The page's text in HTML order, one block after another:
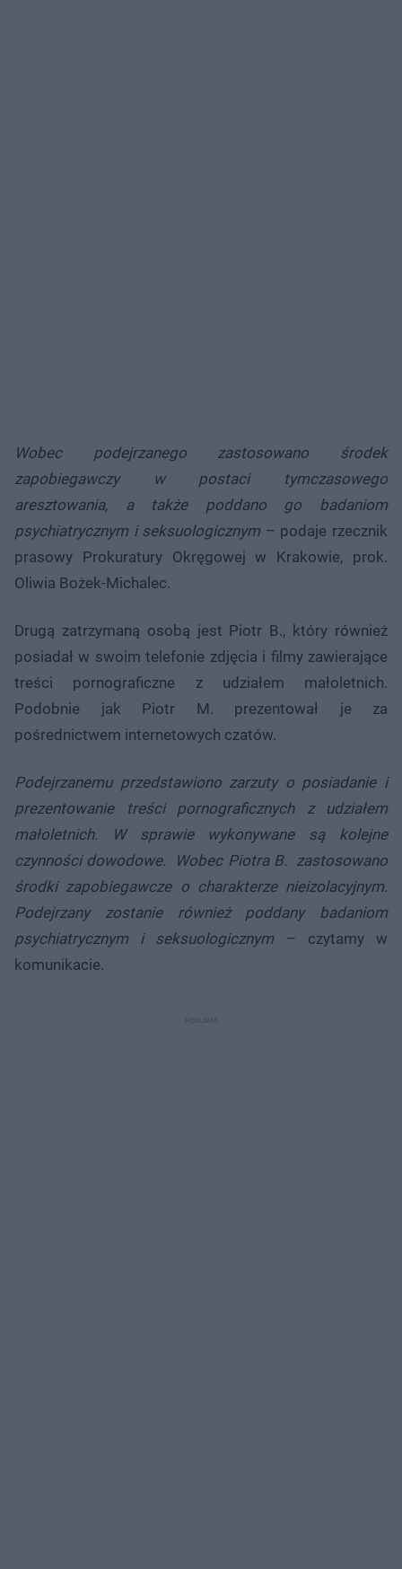
Wobec podejrzanego zastosowano środek
zapobiegawczy w postaci tymczasowego
aresztowania, a także poddano go badaniom
psychiatrycznym i seksuologicznym – podaje rzecznik
prasowy Prokuratury Okręgowej w Krakowie, prok.
Oliwia Bożek-Michalec.
Drugą zatrzymaną osobą jest Piotr B., który również
posiadał w swoim telefonie zdjęcia i filmy zawierające
treści pornograficzne z udziałem małoletnich.
Podobnie jak Piotr M. prezentował je za
pośrednictwem internetowych czatów.
Podejrzanemu przedstawiono zarzuty o posiadanie i
prezentowanie treści pornograficznych z udziałem
małoletnich. W sprawie wykonywane są kolejne
czynności dowodowe. Wobec Piotra B. zastosowano
środki zapobiegawcze o charakterze nieizolacyjnym.
Podejrzany zostanie również poddany badaniom
psychiatrycznym i seksuologicznym – czytamy w
komunikacie.